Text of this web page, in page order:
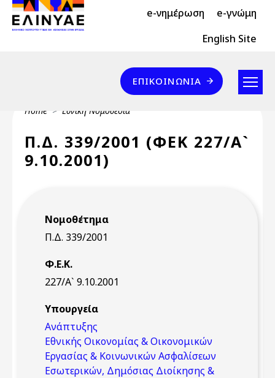
Skip to main content
Header Top 2 e-νημέρωση e-γνώμη
Header Top English Site
Επικοινωνία
ΕΠΙΚΟΙΝΩΝΊΑ
Breadcrumb
Home Εθνική Νομοθεσία
Π.Δ. 339/2001 (ΦΕΚ 227/Α`
9.10.2001)
Νομοθέτημα
Π.Δ. 339/2001
Φ.Ε.Κ.
227/Α` 9.10.2001
Υπουργεία
Ανάπτυξης
Εθνικής Οικονομίας & Οικονομικών
Εργασίας & Κοινωνικών Ασφαλίσεων
Εσωτερικών, Δημόσιας Διοίκησης &